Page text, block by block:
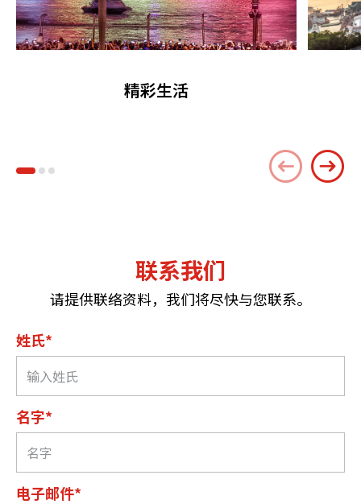
精彩生活
联系我们
请提供联络资料，我们将尽快与您联系。
姓氏*
名字*
电子邮件*